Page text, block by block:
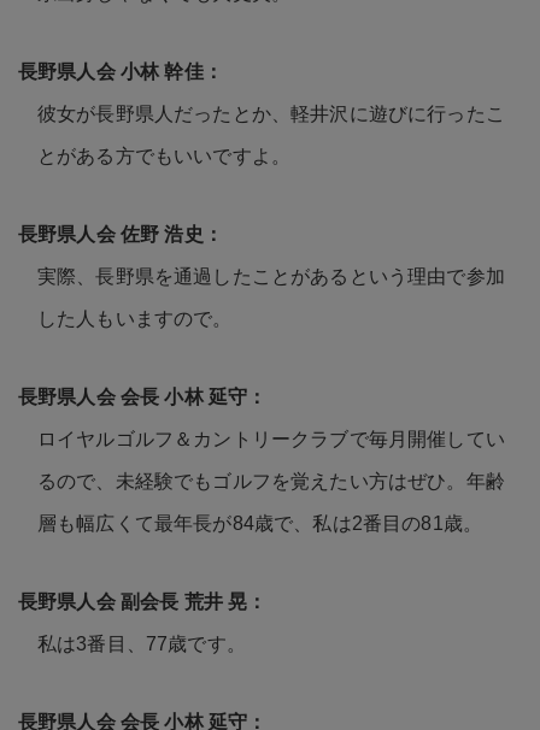
彼女が長野県人だったとか、軽井沢に遊びに行ったこ
とがある方でもいいですよ。
実際、長野県を通過したことがあるという理由で参加
した人もいますので。
ロイヤルゴルフ＆カントリークラブで毎月開催してい
るので、未経験でもゴルフを覚えたい方はぜひ。年齢
層も幅広くて最年長が84歳で、私は2番目の81歳。
私は3番目、77歳です。